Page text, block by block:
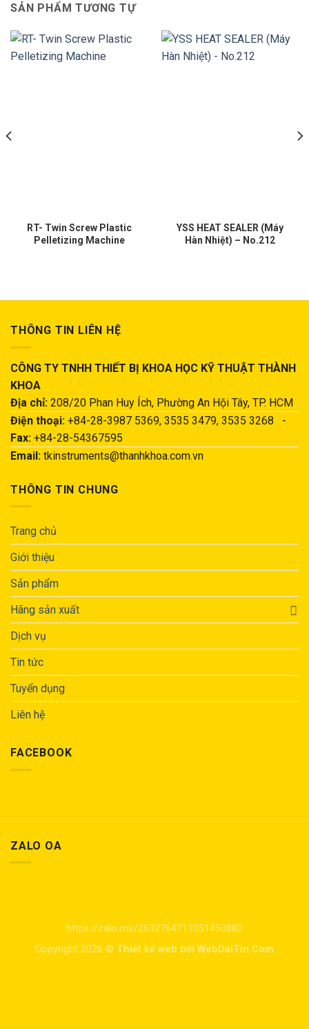
SẢN PHẨM TƯƠNG TỰ
RT- Twin Screw Plastic
Pelletizing Machine
YSS HEAT SEALER (Máy
Hàn Nhiệt) – No.212
THÔNG TIN LIÊN HỆ
CÔNG TY TNHH THIẾT BỊ KHOA HỌC KỸ THUẬT THÀNH
KHOA
Địa chỉ: 208/20 Phan Huy Ích, Phường An Hội Tây, TP. HCM
Điện thoại: +84-28-3987 5369, 3535 3479, 3535 3268 -
Fax: +84-28-54367595
Email: tkinstruments@thanhkhoa.com.vn
THÔNG TIN CHUNG
Trang chủ
Giới thiệu
Sản phẩm
Hãng sản xuất
Dịch vụ
Tin tức
Tuyển dụng
Liên hệ
FACEBOOK
ZALO OA
https://zalo.me/2632764711051450882
Copyright 2026 © Thiết kế web bởi WebDaiTin.Com